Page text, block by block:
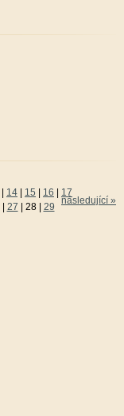
14 15 16
17
27 28 29
následující »